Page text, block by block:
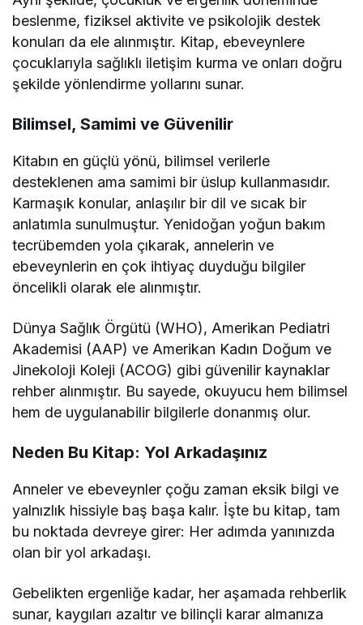
beslenme, fiziksel aktivite ve psikolojik destek
konuları da ele alınmıştır. Kitap, ebeveynlere
çocuklarıyla sağlıklı iletişim kurma ve onları doğru
şekilde yönlendirme yollarını sunar.
Bilimsel, Samimi ve Güvenilir
Kitabın en güçlü yönü, bilimsel verilerle
desteklenen ama samimi bir üslup kullanmasıdır.
Karmaşık konular, anlaşılır bir dil ve sıcak bir
anlatımla sunulmuştur. Yenidoğan yoğun bakım
tecrübemden yola çıkarak, annelerin ve
ebeveynlerin en çok ihtiyaç duyduğu bilgiler
öncelikli olarak ele alınmıştır.
Dünya Sağlık Örgütü (WHO), Amerikan Pediatri
Akademisi (AAP) ve Amerikan Kadın Doğum ve
Jinekoloji Koleji (ACOG) gibi güvenilir kaynaklar
rehber alınmıştır. Bu sayede, okuyucu hem bilimsel
hem de uygulanabilir bilgilerle donanmış olur.
Neden Bu Kitap: Yol Arkadaşınız
Anneler ve ebeveynler çoğu zaman eksik bilgi ve
yalnızlık hissiyle baş başa kalır. İşte bu kitap, tam
bu noktada devreye girer: Her adımda yanınızda
olan bir yol arkadaşı.
Gebelikten ergenliğe kadar, her aşamada rehberlik
sunar, kaygıları azaltır ve bilinçli karar almanıza